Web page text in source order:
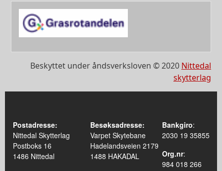
Beskyttet under åndsverksloven © 2020 Nittedal
skytterlag
Postadresse:
Nittedal Skytterlag
Postboks 16
1486 Nittedal
Besøksadresse:
Varpet Skytebane
Hadelandsveien 2179
1488 HAKADAL
Bankgiro:
2030 19 35855
Org.nr:
984 018 266